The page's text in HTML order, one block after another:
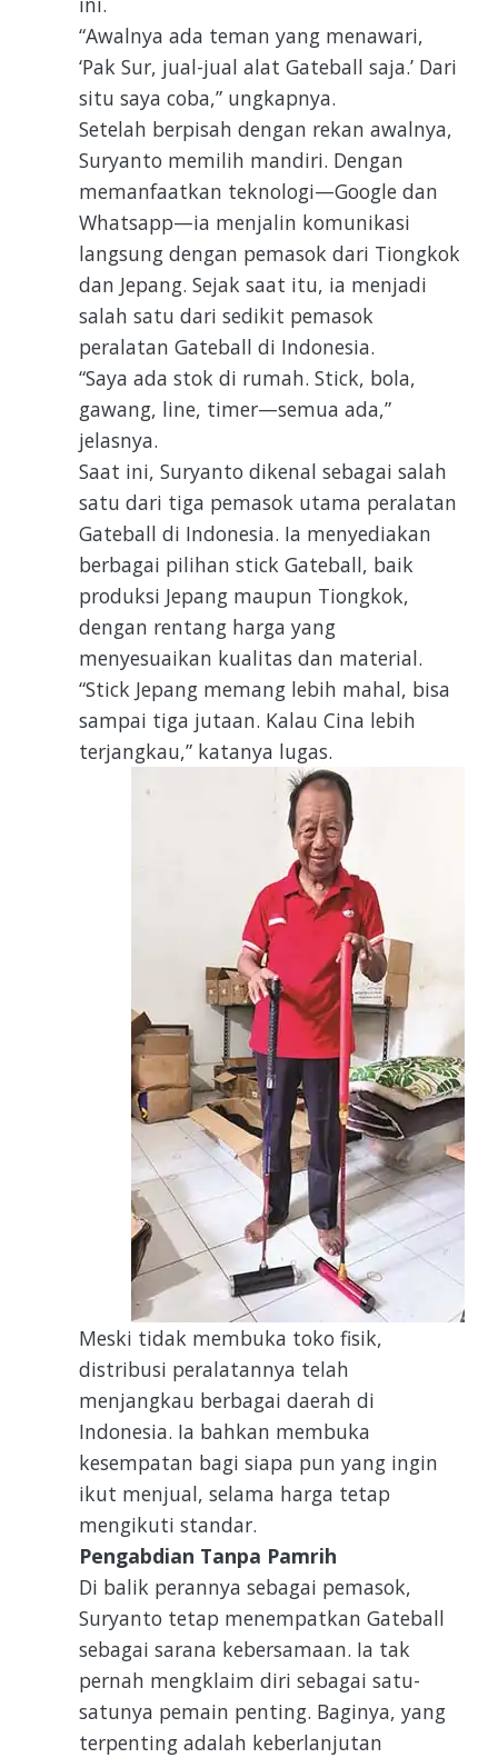
“Awalnya ada teman yang menawari,
‘Pak Sur, jual-jual alat Gateball saja.’ Dari
situ saya coba,” ungkapnya.
Setelah berpisah dengan rekan awalnya,
Suryanto memilih mandiri. Dengan
memanfaatkan teknologi—Google dan
Whatsapp—ia menjalin komunikasi
langsung dengan pemasok dari Tiongkok
dan Jepang. Sejak saat itu, ia menjadi
salah satu dari sedikit pemasok
peralatan Gateball di Indonesia.
“Saya ada stok di rumah. Stick, bola,
gawang, line, timer—semua ada,”
jelasnya.
Saat ini, Suryanto dikenal sebagai salah
satu dari tiga pemasok utama peralatan
Gateball di Indonesia. Ia menyediakan
berbagai pilihan stick Gateball, baik
produksi Jepang maupun Tiongkok,
dengan rentang harga yang
menyesuaikan kualitas dan material.
“Stick Jepang memang lebih mahal, bisa
sampai tiga jutaan. Kalau Cina lebih
terjangkau,” katanya lugas.
Meski tidak membuka toko fisik,
distribusi peralatannya telah
menjangkau berbagai daerah di
Indonesia. Ia bahkan membuka
kesempatan bagi siapa pun yang ingin
ikut menjual, selama harga tetap
mengikuti standar.
Pengabdian Tanpa Pamrih
Di balik perannya sebagai pemasok,
Suryanto tetap menempatkan Gateball
sebagai sarana kebersamaan. Ia tak
pernah mengklaim diri sebagai satu-
satunya pemain penting. Baginya, yang
terpenting adalah keberlanjutan